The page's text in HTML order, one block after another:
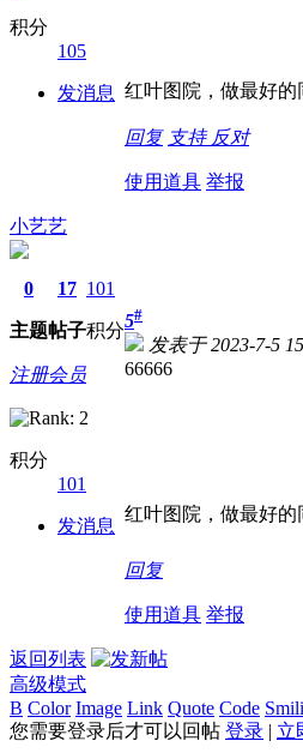
积分
105
发消息 红叶图院，做最好的
回复 支持 反对
使用道具 举报
小艺艺
0
主题
17
帖子
101
积分
注册会员
积分
101
发消息
5#
发表于 2023-7-5
66666
红叶图院，做最好的
回复
使用道具 举报
返回列表
高级模式
B Color Image Link Quote Code
您需要登录后才可以回帖 登录 | 立